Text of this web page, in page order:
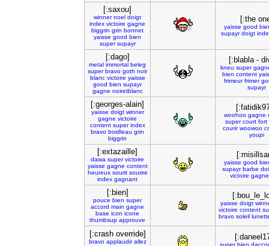
[:saxou]
winner noel doigt
index victoire gagne
biggrin grin bonnet
yaisse good bien
super supayr
[:the
yaisse good
supayr doigt
[:dago]
metal immortal beleg
super bravo goth noir
blanc victoire yaisse
good bien supayr
gagne noiretblanc
[:blabla -
kneu super
bien content
frimeur frimer
supayr
[:georges-alain]
yaisse doigt winner
gagne victoire
content super index
bravo boidleau grin
biggrin
woohoo gagne
super court fort
courir woowoo
youpi
[:extazaille]
dawa super victoire
yaisse gagne content
heureux sourit sourire
index gagnant
yaisse good
supayr barbe
victoire gagne
[:bien]
pouce bien super
accord main gagne
base icon icone
thumbsup approuve
yaisse doigt
victoire content
bravo soleil
[:crash override]
bravo applaudir allez
super bien